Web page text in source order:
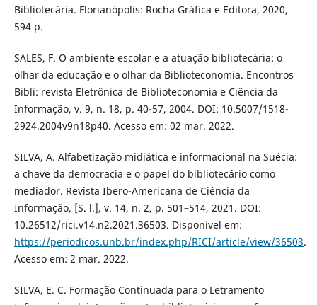
Bibliotecária. Florianópolis: Rocha Gráfica e Editora, 2020,
594 p.
SALES, F. O ambiente escolar e a atuação bibliotecária: o
olhar da educação e o olhar da Biblioteconomia. Encontros
Bibli: revista Eletrônica de Biblioteconomia e Ciência da
Informação, v. 9, n. 18, p. 40-57, 2004. DOI: 10.5007/1518-
2924.2004v9n18p40. Acesso em: 02 mar. 2022.
SILVA, A. Alfabetização midiática e informacional na Suécia:
a chave da democracia e o papel do bibliotecário como
mediador. Revista Ibero-Americana de Ciência da
Informação, [S. l.], v. 14, n. 2, p. 501–514, 2021. DOI:
10.26512/rici.v14.n2.2021.36503. Disponível em:
https://periodicos.unb.br/index.php/RICI/article/view/36503.
Acesso em: 2 mar. 2022.
SILVA, E. C. Formação Continuada para o Letramento